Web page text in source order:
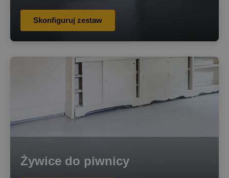
Skonfiguruj zestaw
Żywice do piwnicy